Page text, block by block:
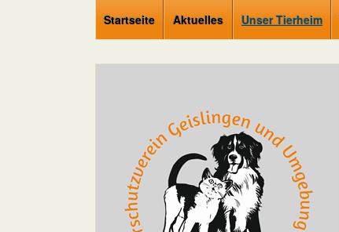
Startseite Aktuelles Unser Tierheim